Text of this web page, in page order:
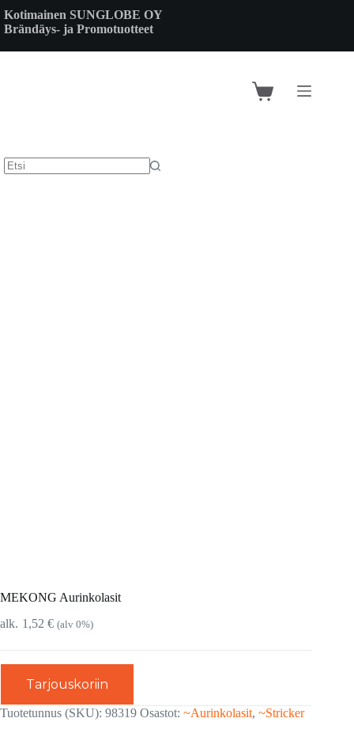
to
content
Kotimainen SUNGLOBE OY
Brändäys- ja Promotuotteet
Shopping
MEKONG Aurinkolasit
1,52 € (alv 0%)
Tarjouskoriin
Tuotetunnus (SKU): 98319 Osastot: ~Aurinkolasit, ~Stricker